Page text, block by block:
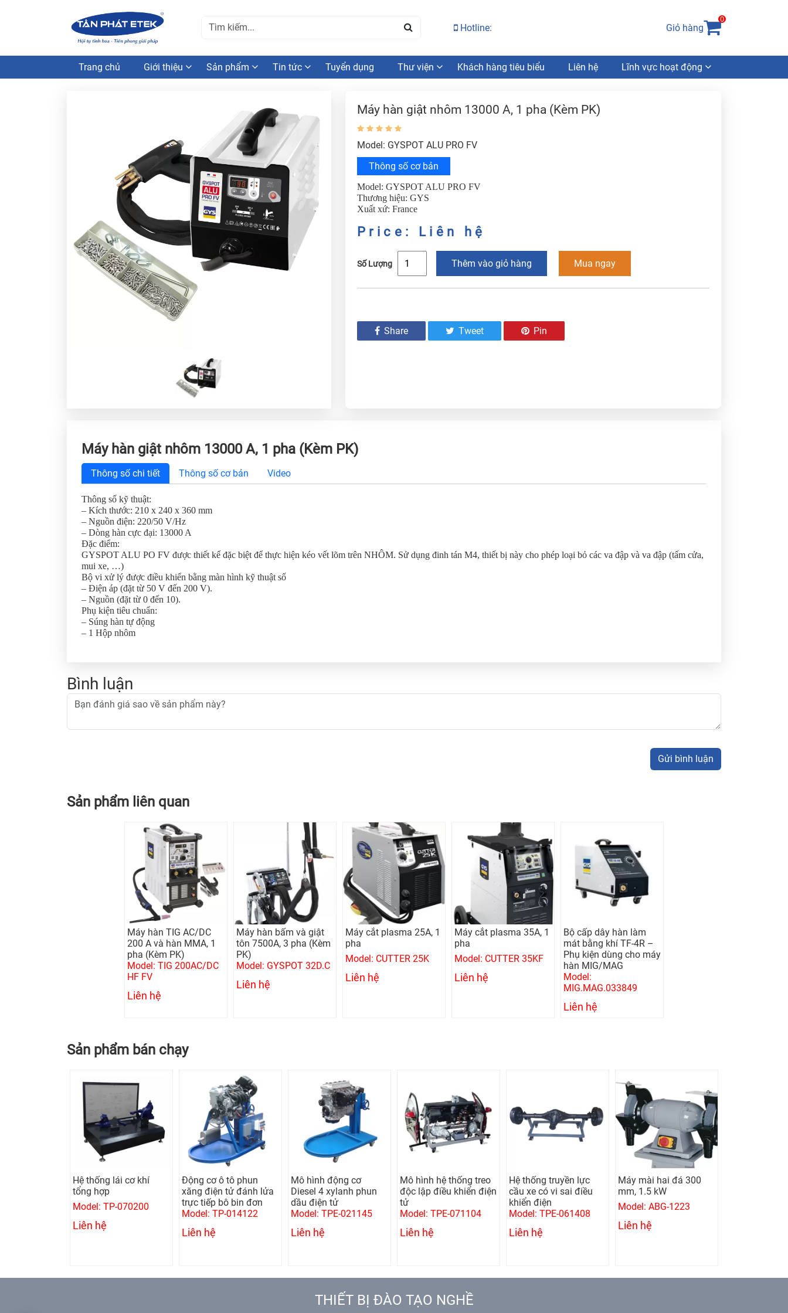
Hotline: Giỏ hàng
0
Trang chủ Giới thiệu Sản phẩm Tin tức Tuyển dụng Thư viện Khách hàng tiêu biểu Liên hệ Lĩnh vực hoạt động
Máy hàn giật nhôm 13000 A, 1 pha (Kèm PK)
Model: GYSPOT ALU PRO FV
Thông số cơ bản
Model: GYSPOT ALU PRO FV
Thương hiệu: GYS
Xuất xứ: France
Price: Liên hệ
Số Lượng Thêm vào giỏ hàng Mua ngay
Share Tweet Pin
Máy hàn giật nhôm 13000 A, 1 pha (Kèm PK)
Thông số chi tiết Thông số cơ bản Video
Thông số kỹ thuật:
– Kích thước: 210 x 240 x 360 mm
– Nguồn điện: 220/50 V/Hz
– Dòng hàn cực đại: 13000 A
Đặc điểm:
GYSPOT ALU PO FV được thiết kế đặc biệt để thực hiện kéo vết lõm trên NHÔM. Sử dụng đinh tán M4, thiết bị này cho phép loại bỏ các va đập và va đập (tấm cửa,
mui xe, …)
Bộ vi xử lý được điều khiển bằng màn hình kỹ thuật số
– Điện áp (đặt từ 50 V đến 200 V).
– Nguồn (đặt từ 0 đến 10).
Phụ kiện tiêu chuẩn:
– Súng hàn tự động
– 1 Hộp nhôm
Bình luận
Gửi bình luận
Sản phẩm liên quan
Máy hàn TIG AC/DC
200 A và hàn MMA, 1
pha (Kèm PK)
Model: TIG 200AC/DC
HF FV
Liên hệ
Máy hàn bấm và giật
tôn 7500A, 3 pha (Kèm
PK)
Model: GYSPOT 32D.C
Liên hệ
Máy cắt plasma 25A, 1
pha
Model: CUTTER 25K
Liên hệ
Máy cắt plasma 35A, 1
pha
Model: CUTTER 35KF
Liên hệ
Bộ cấp dây hàn làm
mát bằng khí TF-4R –
Phụ kiện dùng cho máy
hàn MIG/MAG
Model:
MIG.MAG.033849
Liên hệ
Sản phẩm bán chạy
Hệ thống lái cơ khí
Model: TP-070200
Động cơ ô tô phun
xăng điện tử đánh lửa
trực tiếp bô bin đơn
Model: TP-014122
Mô hình động cơ
Diesel 4 xylanh phun
dầu điện tử
Model: TPE-021145
Mô hình hệ thống treo
độc lập điều khiển điện
tử
Model: TPE-071104
Hệ thống truyền lực
cầu xe có vi sai điều
Model: TPE-061408
Máy mài hai đá 300
mm, 1.5 kW
Model: ABG-1223
Máy khoan bàn 16
mm, 0.75 kw
Model: UMD-16A
THIẾT BỊ ĐÀO TẠO NGHỀ